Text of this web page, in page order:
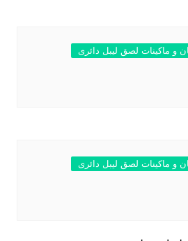
و ماكينات لصق ليبل دائرى
و ماكينات لصق ليبل دائرى